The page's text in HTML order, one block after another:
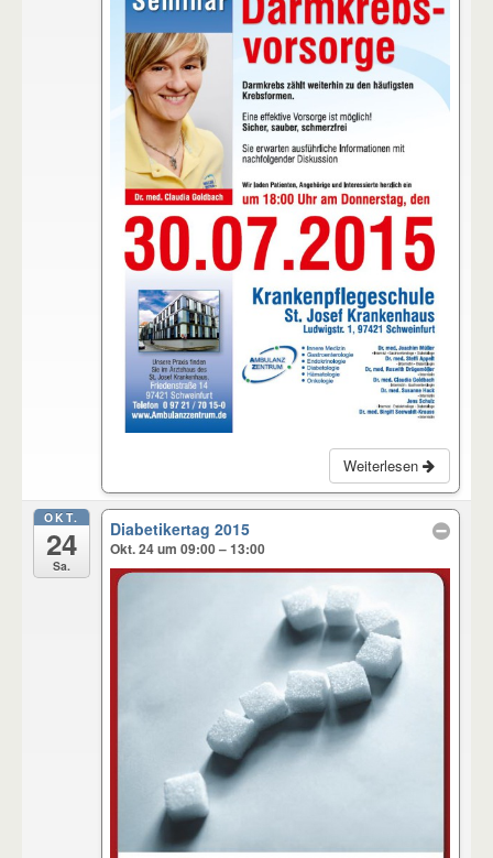
Weiterlesen
OKT.
24
Sa.
Diabetikertag 2015
Okt. 24 um 09:00 – 13:00